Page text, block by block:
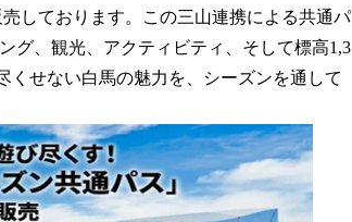
しております。この三山連携による共通パ
グ、観光、アクティビティ、そして標高1,3
くせない白馬の魅力を、シーズンを通して